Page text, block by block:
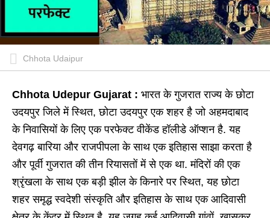
Chhota Udaipur
Chhota Udepur Gujarat : भारत के गुजरात राज्य के छोटा
उदयपुर जिले में स्थित, छोटा उदयपुर एक शहर है जो अहमदाबाद
के निवासियों के लिए एक परफेक्ट वीकेंड हॉलीडे ऑप्शन है. यह
देवगढ़ बारिया और राजपीपला के साथ एक इतिहास साझा करता है
और पूर्वी गुजरात की तीन रियासतों में से एक था. मंदिरों की एक
श्रृंखला के साथ एक बड़ी झील के किनारे पर स्थित, यह छोटा
शहर समृद्ध स्वदेशी संस्कृति और इतिहास के साथ एक आदिवासी